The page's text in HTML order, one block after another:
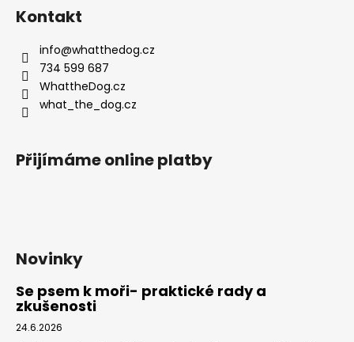
Kontakt
info@whatthedog.cz
734 599 687
WhattheDog.cz
what_the_dog.cz
Přijímáme online platby
Novinky
Se psem k moři- praktické rady a
zkušenosti
24.6.2026